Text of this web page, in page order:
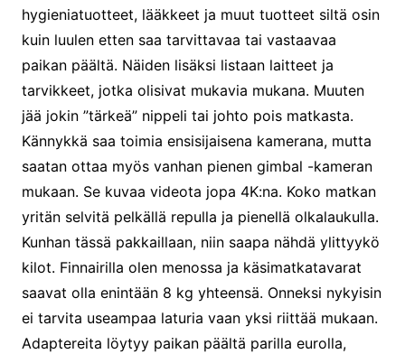
hygieniatuotteet, lääkkeet ja muut tuotteet siltä osin
kuin luulen etten saa tarvittavaa tai vastaavaa
paikan päältä. Näiden lisäksi listaan laitteet ja
tarvikkeet, jotka olisivat mukavia mukana. Muuten
jää jokin ”tärkeä” nippeli tai johto pois matkasta.
Kännykkä saa toimia ensisijaisena kamerana, mutta
saatan ottaa myös vanhan pienen gimbal -kameran
mukaan. Se kuvaa videota jopa 4K:na. Koko matkan
yritän selvitä pelkällä repulla ja pienellä olkalaukulla.
Kunhan tässä pakkaillaan, niin saapa nähdä ylittyykö
kilot. Finnairilla olen menossa ja käsimatkatavarat
saavat olla enintään 8 kg yhteensä. Onneksi nykyisin
ei tarvita useampaa laturia vaan yksi riittää mukaan.
Adaptereita löytyy paikan päältä parilla eurolla,